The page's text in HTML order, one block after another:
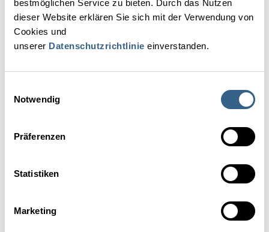
bestmöglichen Service zu bieten. Durch das Nutzen
dieser Website erklären Sie sich mit der Verwendung von
Cookies und
unserer Datenschutzrichtlinie einverstanden.
Notwendig
Präferenzen
Statistiken
Marketing
Kontakt